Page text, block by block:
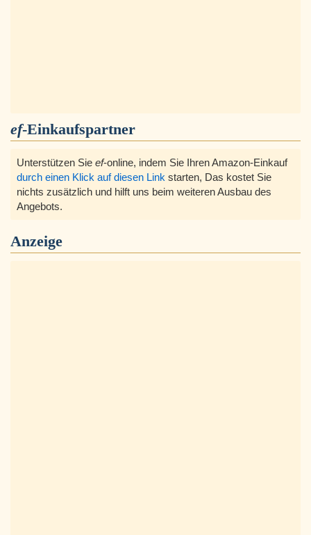
ef-Einkaufspartner
Unterstützen Sie ef-online, indem Sie Ihren Amazon-Einkauf
durch einen Klick auf diesen Link starten, Das kostet Sie
nichts zusätzlich und hilft uns beim weiteren Ausbau des
Angebots.
Anzeige